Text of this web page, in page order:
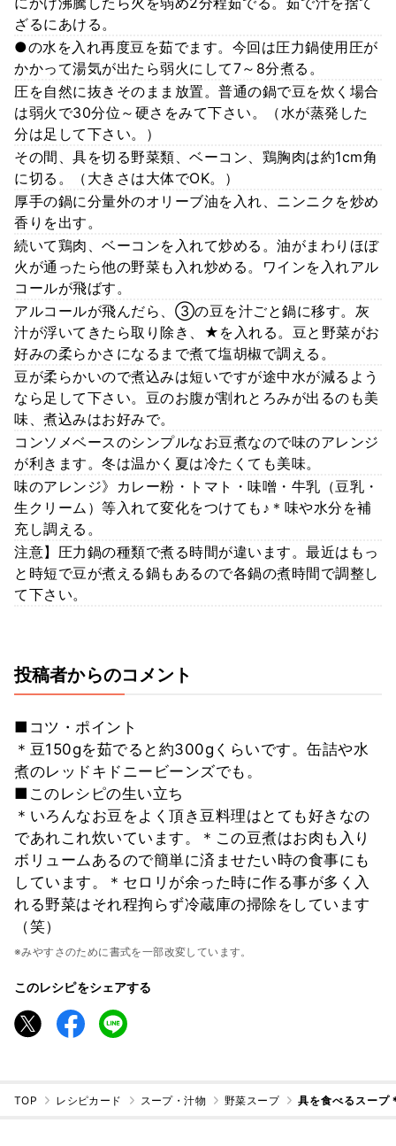
ざるにあける。
●の水を入れ再度豆を茹でます。今回は圧力鍋使用圧が
かかって湯気が出たら弱火にして7～8分煮る。
圧を自然に抜きそのまま放置。普通の鍋で豆を炊く場合
は弱火で30分位～硬さをみて下さい。（水が蒸発した
分は足して下さい。）
その間、具を切る野菜類、ベーコン、鶏胸肉は約1cm角
に切る。（大きさは大体でOK。）
厚手の鍋に分量外のオリーブ油を入れ、ニンニクを炒め
香りを出す。
続いて鶏肉、ベーコンを入れて炒める。油がまわりほぼ
火が通ったら他の野菜も入れ炒める。ワインを入れアル
コールが飛ばす。
アルコールが飛んだら、③の豆を汁ごと鍋に移す。灰
汁が浮いてきたら取り除き、★を入れる。豆と野菜がお
好みの柔らかさになるまで煮て塩胡椒で調える。
豆が柔らかいので煮込みは短いですが途中水が減るよう
なら足して下さい。豆のお腹が割れとろみが出るのも美
味、煮込みはお好みで。
コンソメベースのシンプルなお豆煮なので味のアレンジ
が利きます。冬は温かく夏は冷たくても美味。
味のアレンジ》カレー粉・トマト・味噌・牛乳（豆乳・
生クリーム）等入れて変化をつけても♪＊味や水分を補
充し調える。
注意】圧力鍋の種類で煮る時間が違います。最近はもっ
と時短で豆が煮える鍋もあるので各鍋の煮時間で調整し
て下さい。
投稿者からのコメント
■コツ・ポイント
＊豆150gを茹でると約300gくらいです。缶詰や水
煮のレッドキドニービーンズでも。
■このレシピの生い立ち
＊いろんなお豆をよく頂き豆料理はとても好きなの
であれこれ炊いています。＊この豆煮はお肉も入り
ボリュームあるので簡単に済ませたい時の食事にも
しています。＊セロリが余った時に作る事が多く入
れる野菜はそれ程拘らず冷蔵庫の掃除をしています
（笑）
※みやすさのために書式を一部改変しています。
このレシピをシェアする
TOP レシピカード スープ・汁物 野菜スープ 具を食べるスープ